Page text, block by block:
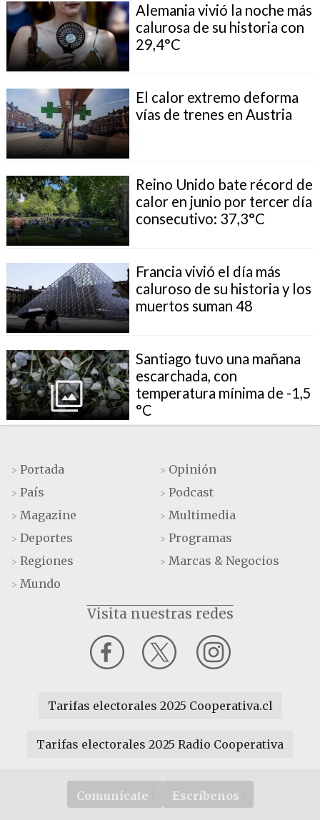
Alemania vivió la noche más
calurosa de su historia con
29,4°C
El calor extremo deforma
vías de trenes en Austria
Reino Unido bate récord de
calor en junio por tercer día
consecutivo: 37,3°C
Francia vivió el día más
caluroso de su historia y los
muertos suman 48
Santiago tuvo una mañana
escarchada, con
temperatura mínima de -1,5
°C
> Portada
> País
> Magazine
> Deportes
> Regiones
> Mundo
> Opinión
> Podcast
> Multimedia
> Programas
> Marcas & Negocios
Visita nuestras redes
Tarifas electorales 2025 Cooperativa.cl
Tarifas electorales 2025 Radio Cooperativa
Comunícate Escríbenos